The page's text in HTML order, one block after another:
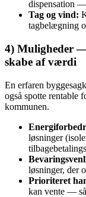
dispensation
Tag og vind:
tagbelægning
4) Muligheder
skabe af værdi
En erfaren
også spotte rentable
kommunen.
løsninger
løsninger, der
Prioriteret
kan vente —